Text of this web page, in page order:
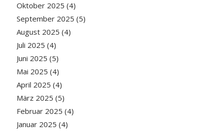
Oktober 2025 (4)
September 2025 (5)
August 2025 (4)
Juli 2025 (4)
Juni 2025 (5)
Mai 2025 (4)
April 2025 (4)
März 2025 (5)
Februar 2025 (4)
Januar 2025 (4)